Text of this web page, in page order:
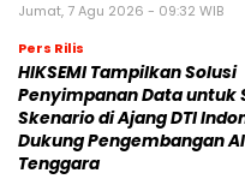
Jumat, 7 Agu 2026 - 09:32 WIB
Pers Rilis
HIKSEMI Tampilkan Solusi
Penyimpanan Data untuk
Skenario di Ajang DTI
Dukung Pengembangan
Tenggara